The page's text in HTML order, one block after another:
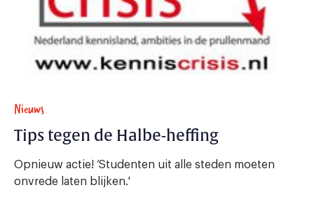
Nieuws
Tips tegen de Halbe-heffing
Opnieuw actie! ‘Studenten uit alle steden moeten
onvrede laten blijken.'